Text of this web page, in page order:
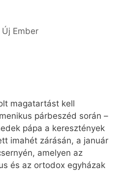
Új Ember
magatartást kell
párbeszéd során –
pápa a keresztények
imahét zárásán, a január
amelyen az
és az ortodox egyházak